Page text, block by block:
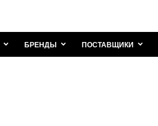
БРЕНДЫ ПОСТАВЩИКИ